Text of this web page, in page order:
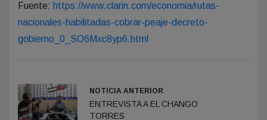
Fuente: https://www.clarin.com/economia/rutas-
nacionales-habilitadas-cobrar-peaje-decreto-
gobierno_0_SO6Mxc8yp6.html
NOTICIA ANTERIOR
ENTREVISTA A EL CHANGO
TORRES